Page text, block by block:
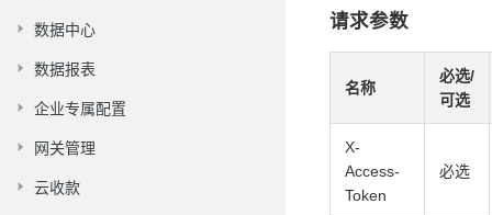
数据中心
数据报表
企业专属配置
网关管理
云收款
请求参数
名称
必选/
可选
X-
Access-
Token
必选